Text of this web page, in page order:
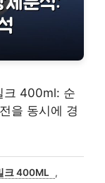
크 400ml: 순
을 동시에 경
크 400ML
,